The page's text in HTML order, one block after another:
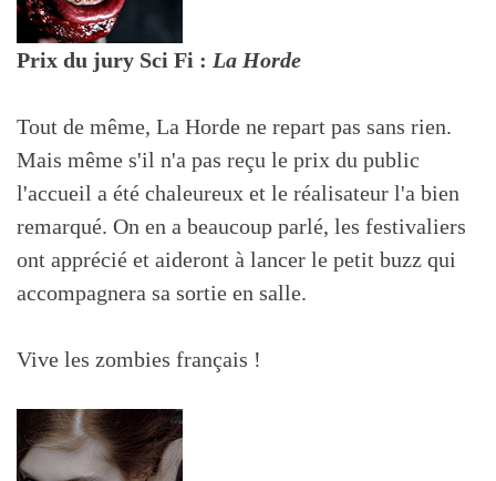
Prix du jury Sci Fi : La Horde
Tout de même, La Horde ne repart pas sans rien.
Mais même s'il n'a pas reçu le prix du public
l'accueil a été chaleureux et le réalisateur l'a bien
remarqué. On en a beaucoup parlé, les festivaliers
ont apprécié et aideront à lancer le petit buzz qui
accompagnera sa sortie en salle.
Vive les zombies français !